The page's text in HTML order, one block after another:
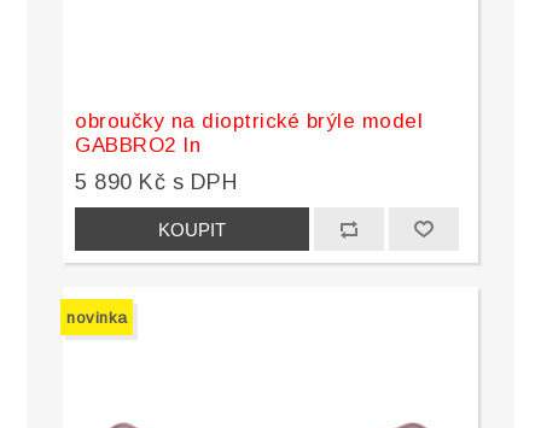
obroučky na dioptrické brýle model
GABBRO2 In
5 890 Kč s DPH
novinka